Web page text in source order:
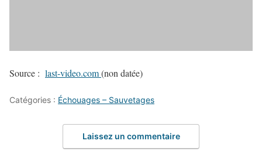
Source : last-video.com(non datée)
Catégories : Échouages – Sauvetages
Laissez un commentaire